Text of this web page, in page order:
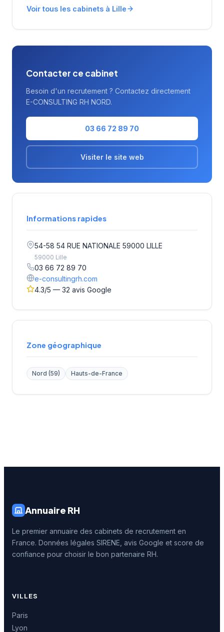
reflétant la qualité de ses prestations de
Voir tous les cabinets à Lille
Contacter ce cabinet
Besoin d'un recrutement ? Contactez directement
E-CONSULTING RH NORD.
03 66 72 89 70
Visiter le site web
Informations rapides
54-58 54 RUE NATIONALE 59000 LILLE
59000 Lille
03 66 72 89 70
e-consultingrh.com
4.3/5 — 32 avis Google
Zone géographique
Nord (59) Hauts-de-France
Annuaire RH
Le premier annuaire des cabinets de recrutement en
France. Données légales SIRENE, avis Google et score de
confiance pour choisir le bon partenaire RH.
VILLES
Paris
Lyon